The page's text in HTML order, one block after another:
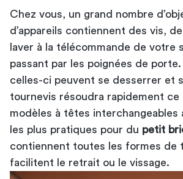
Chez vous, un grand nombre
d’appareils contiennent des vis,
laver à la télécommande de votre
passant par les poignées de porte.
celles-ci peuvent se desserrer et
tournevis résoudra rapidement ce
modèles à têtes interchangeables
les plus pratiques pour du petit
contiennent toutes les formes de
facilitent le retrait ou le vissage.